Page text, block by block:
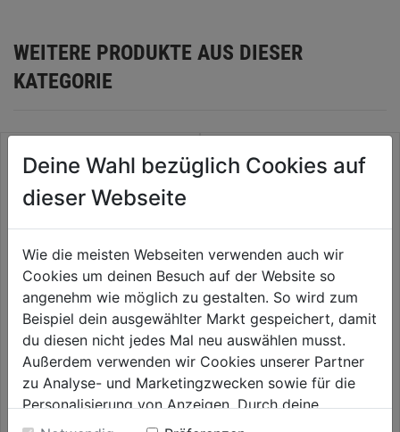
WEITERE PRODUKTE AUS DIESER
KATEGORIE
Hahnverbinder SB 3/4"
0.0 (0)
0.0
Hahnverbinder lose 3/4"
0.0 (0)
0.0
Deine Wahl bezüglich Cookies auf
dieser Webseite
Wie die meisten Webseiten verwenden auch wir
Cookies um deinen Besuch auf der Website so
angenehm wie möglich zu gestalten. So wird zum
Beispiel dein ausgewählter Markt gespeichert, damit
du diesen nicht jedes Mal neu auswählen musst.
Außerdem verwenden wir Cookies unserer Partner
zu Analyse- und Marketingzwecken sowie für die
Personalisierung von Anzeigen. Durch deine
Einwilligung werden die Daten von Drittanbieter,